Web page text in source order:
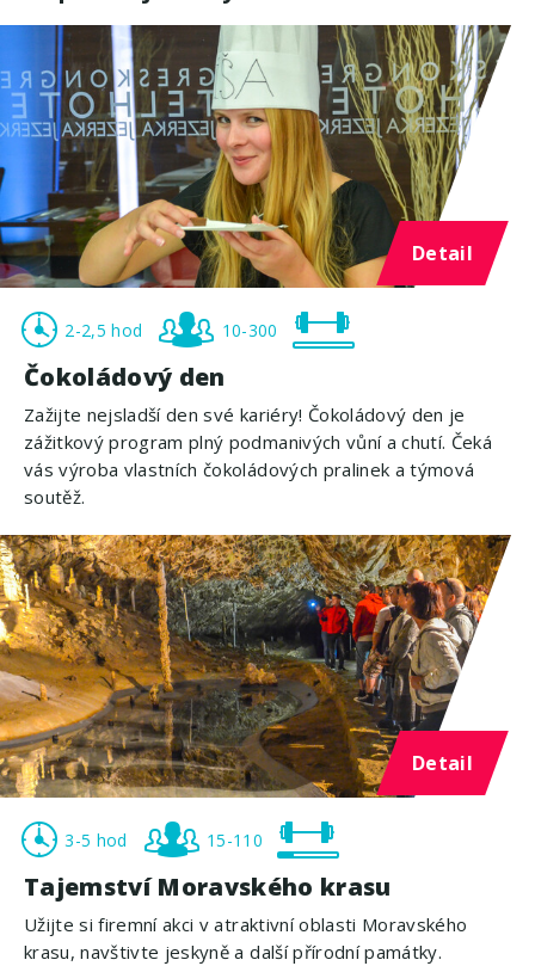
Detail
2-2,5 hod 10-300
Čokoládový den
Zažijte nejsladší den své kariéry! Čokoládový den je
zážitkový program plný podmanivých vůní a chutí. Čeká
vás výroba vlastních čokoládových pralinek a týmová
soutěž.
Detail
3-5 hod 15-110
Tajemství Moravského krasu
Užijte si firemní akci v atraktivní oblasti Moravského
krasu, navštivte jeskyně a další přírodní památky.